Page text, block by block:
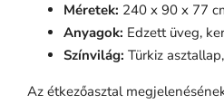
Méretek: 240 x 90 x 77
Anyagok: Edzett üveg,
Színvilág: Türkiz
Az étkezőasztal